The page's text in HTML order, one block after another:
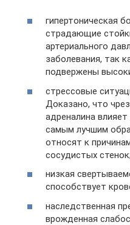
гипертоническая
страдающие
артериального
заболевания, так
подвержены
стрессовые
Доказано, что
адреналина
самым лучшим
относят к
сосудистых стенок;
низкая
способствует
наследственная
врожденная